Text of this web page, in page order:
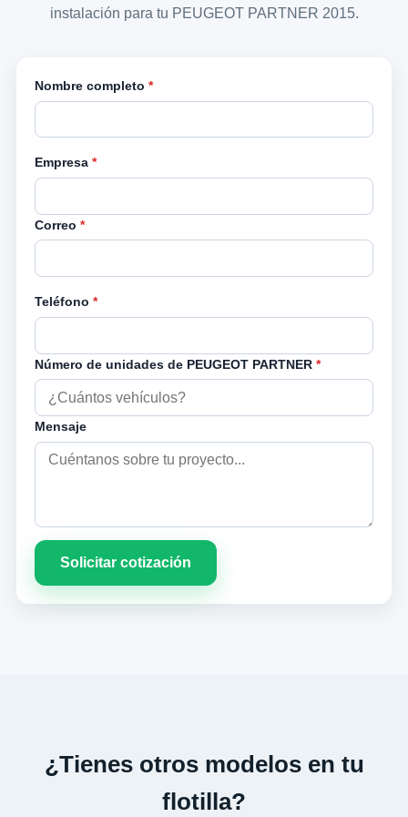
instalación para tu PEUGEOT PARTNER 2015.
Nombre completo *
Empresa *
Correo *
Teléfono *
Número de unidades de PEUGEOT PARTNER *
Mensaje
Solicitar cotización
¿Tienes otros modelos en tu
flotilla?